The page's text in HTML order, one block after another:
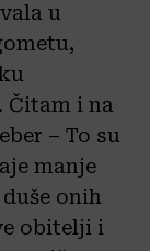
u
Čitam i na
– To su
manje
onih
obitelji i